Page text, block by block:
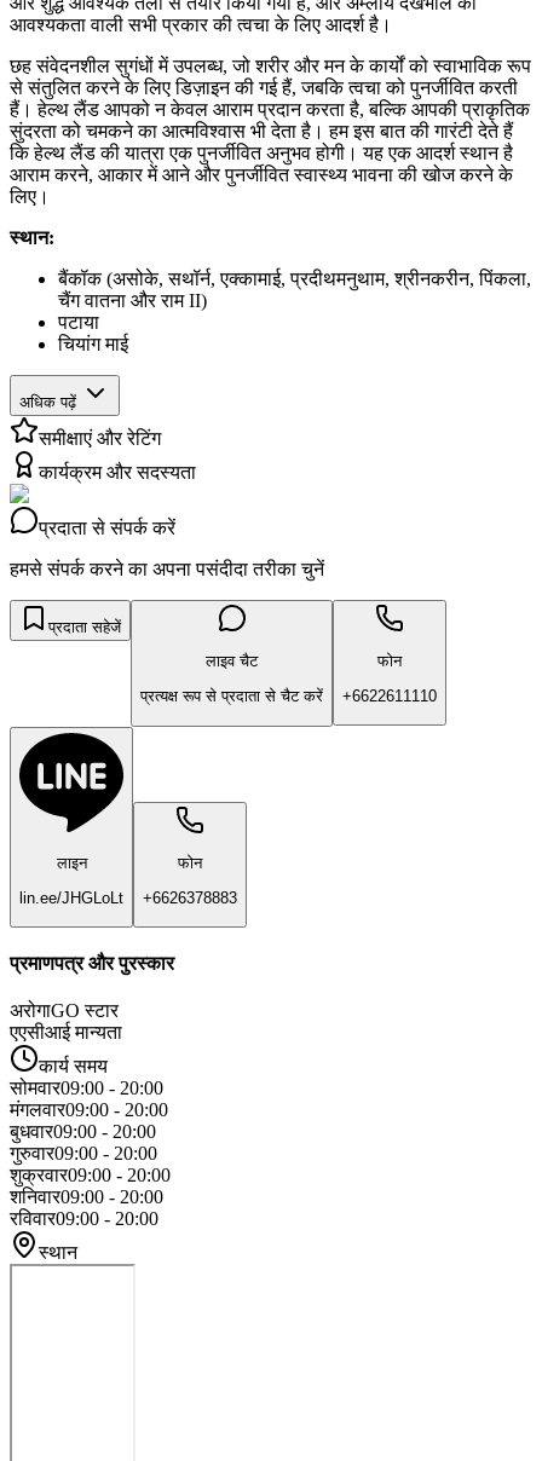
आवश्यकता वाली सभी प्रकार की त्वचा के लिए आदर्श है।
छह संवेदनशील सुगंधों में उपलब्ध, जो शरीर और मन के कार्यों को स्वाभाविक रूप
से संतुलित करने के लिए डिज़ाइन की गई हैं, जबकि त्वचा को पुनर्जीवित करती
हैं। हेल्थ लैंड आपको न केवल आराम प्रदान करता है, बल्कि आपकी प्राकृतिक
सुंदरता को चमकने का आत्मविश्वास भी देता है। हम इस बात की गारंटी देते हैं
कि हेल्थ लैंड की यात्रा एक पुनर्जीवित अनुभव होगी। यह एक आदर्श स्थान है
आराम करने, आकार में आने और पुनर्जीवित स्वास्थ्य भावना की खोज करने के
लिए।
स्थान:
बैंकॉक (असोके, सथॉर्न, एक्कामाई, प्रदीथमनुथाम, श्रीनकरीन, पिंकला,
चैंग वातना और राम II)
पटाया
चियांग माई
अधिक पढ़ें
समीक्षाएं और रेटिंग
कार्यक्रम और सदस्यता
प्रदाता से संपर्क करें
हमसे संपर्क करने का अपना पसंदीदा तरीका चुनें
प्रदाता सहेजें
लाइव चैट
प्रत्यक्ष रूप से प्रदाता से चैट करें
फोन
+6622611110
लाइन
lin.ee/JHGLoLt
फोन
+6626378883
प्रमाणपत्र और पुरस्कार
अरोगाGO स्टार
एएसीआई मान्यता
कार्य समय
सोमवार09:00 - 20:00
मंगलवार09:00 - 20:00
बुधवार09:00 - 20:00
गुरुवार09:00 - 20:00
शुक्रवार09:00 - 20:00
शनिवार09:00 - 20:00
रविवार09:00 - 20:00
स्थान